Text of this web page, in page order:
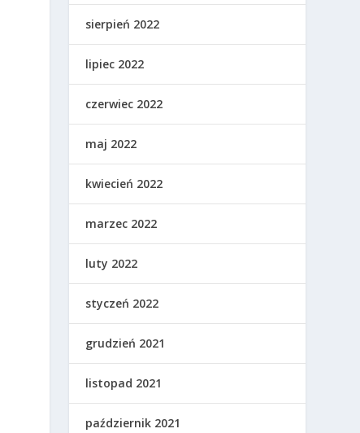
sierpień 2022
lipiec 2022
czerwiec 2022
maj 2022
kwiecień 2022
marzec 2022
luty 2022
styczeń 2022
grudzień 2021
listopad 2021
październik 2021